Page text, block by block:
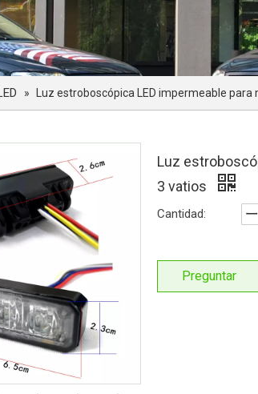
» Luz estroboscópica LED impermeable para
Luz
3 vatios
Cantidad:
Preguntar